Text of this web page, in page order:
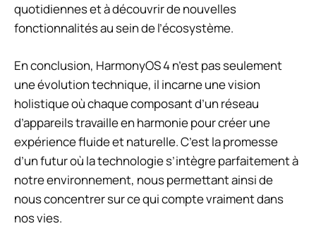
quotidiennes et à découvrir de nouvelles
fonctionnalités au sein de l’écosystème.
En conclusion, HarmonyOS 4 n’est pas seulement
une évolution technique, il incarne une vision
holistique où chaque composant d’un réseau
d’appareils travaille en harmonie pour créer une
expérience fluide et naturelle. C’est la promesse
d’un futur où la technologie s’intègre parfaitement à
notre environnement, nous permettant ainsi de
nous concentrer sur ce qui compte vraiment dans
nos vies.